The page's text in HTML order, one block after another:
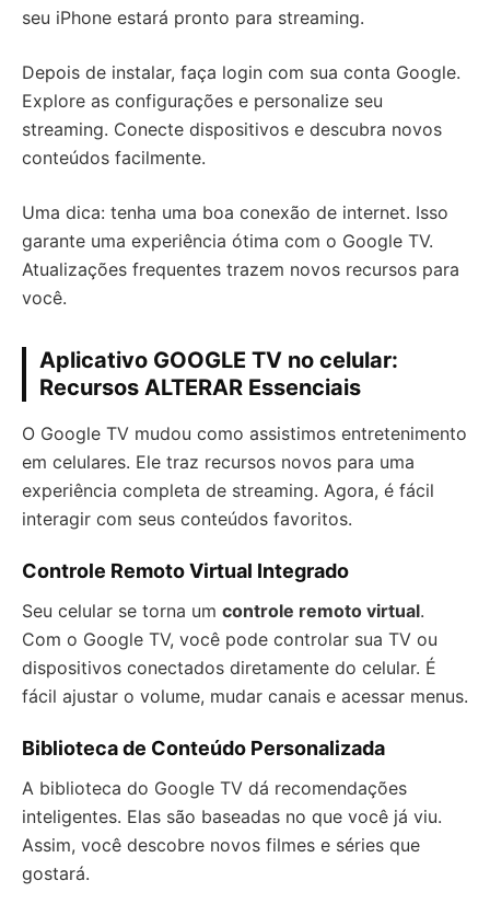
seu iPhone estará pronto para streaming.
Depois de instalar, faça login com sua conta Google.
Explore as configurações e personalize seu
streaming. Conecte dispositivos e descubra novos
conteúdos facilmente.
Uma dica: tenha uma boa conexão de internet. Isso
garante uma experiência ótima com o Google TV.
Atualizações frequentes trazem novos recursos para
você.
Aplicativo GOOGLE TV no celular:
Recursos ALTERAR Essenciais
O Google TV mudou como assistimos entretenimento
em celulares. Ele traz recursos novos para uma
experiência completa de streaming. Agora, é fácil
interagir com seus conteúdos favoritos.
Controle Remoto Virtual Integrado
Seu celular se torna um controle remoto virtual.
Com o Google TV, você pode controlar sua TV ou
dispositivos conectados diretamente do celular. É
fácil ajustar o volume, mudar canais e acessar menus.
Biblioteca de Conteúdo Personalizada
A biblioteca do Google TV dá recomendações
inteligentes. Elas são baseadas no que você já viu.
Assim, você descobre novos filmes e séries que
gostará.